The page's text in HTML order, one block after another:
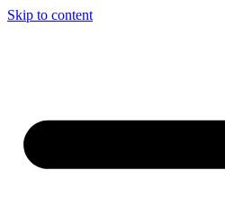
Skip to content